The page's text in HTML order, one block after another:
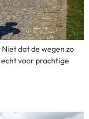
dat de wegen zo
voor prachtige